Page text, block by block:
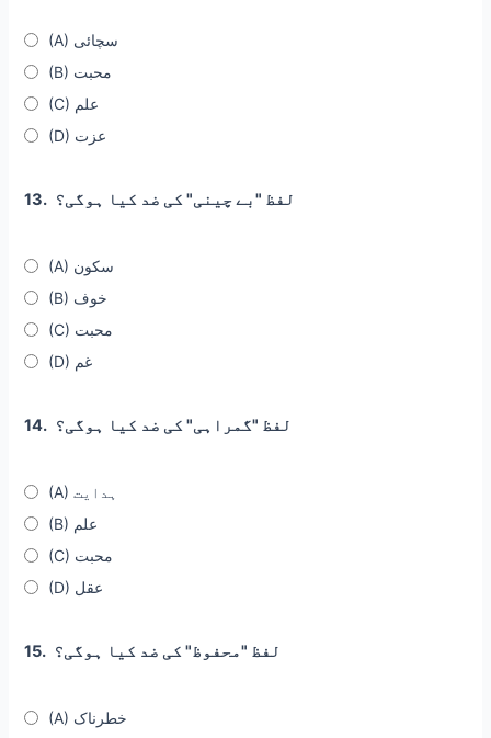
(A) سچائی
(B) محبت
(C) علم
(D) عزت
13. لفظ "بے چینی" کی ضد کیا ہوگی؟
(A) سکون
(B) خوف
(C) محبت
(D) غم
14. لفظ "گمراہی" کی ضد کیا ہوگی؟
(A) ہدایت
(B) علم
(C) محبت
(D) عقل
15. لفظ "محفوظ" کی ضد کیا ہوگی؟
(A) خطرناک